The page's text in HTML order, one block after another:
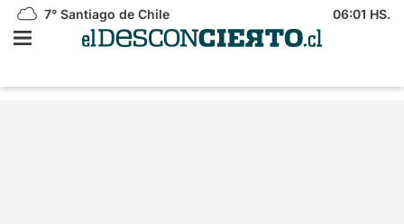
7° Santiago de Chile 06:01 HS.